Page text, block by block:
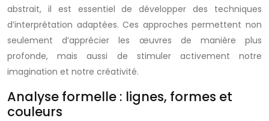
abstrait, il est essentiel de développer des techniques
d’interprétation adaptées. Ces approches permettent non
seulement d’apprécier les œuvres de manière plus
profonde, mais aussi de stimuler activement notre
imagination et notre créativité.
Analyse formelle : lignes, formes et
couleurs